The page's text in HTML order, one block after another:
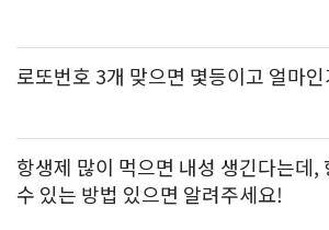
로또번호 3개 맞으면 몇등이고 얼마
항생제 많이 먹으면 내성 생긴다는데,
수 있는 방법 있으면 알려주세요!